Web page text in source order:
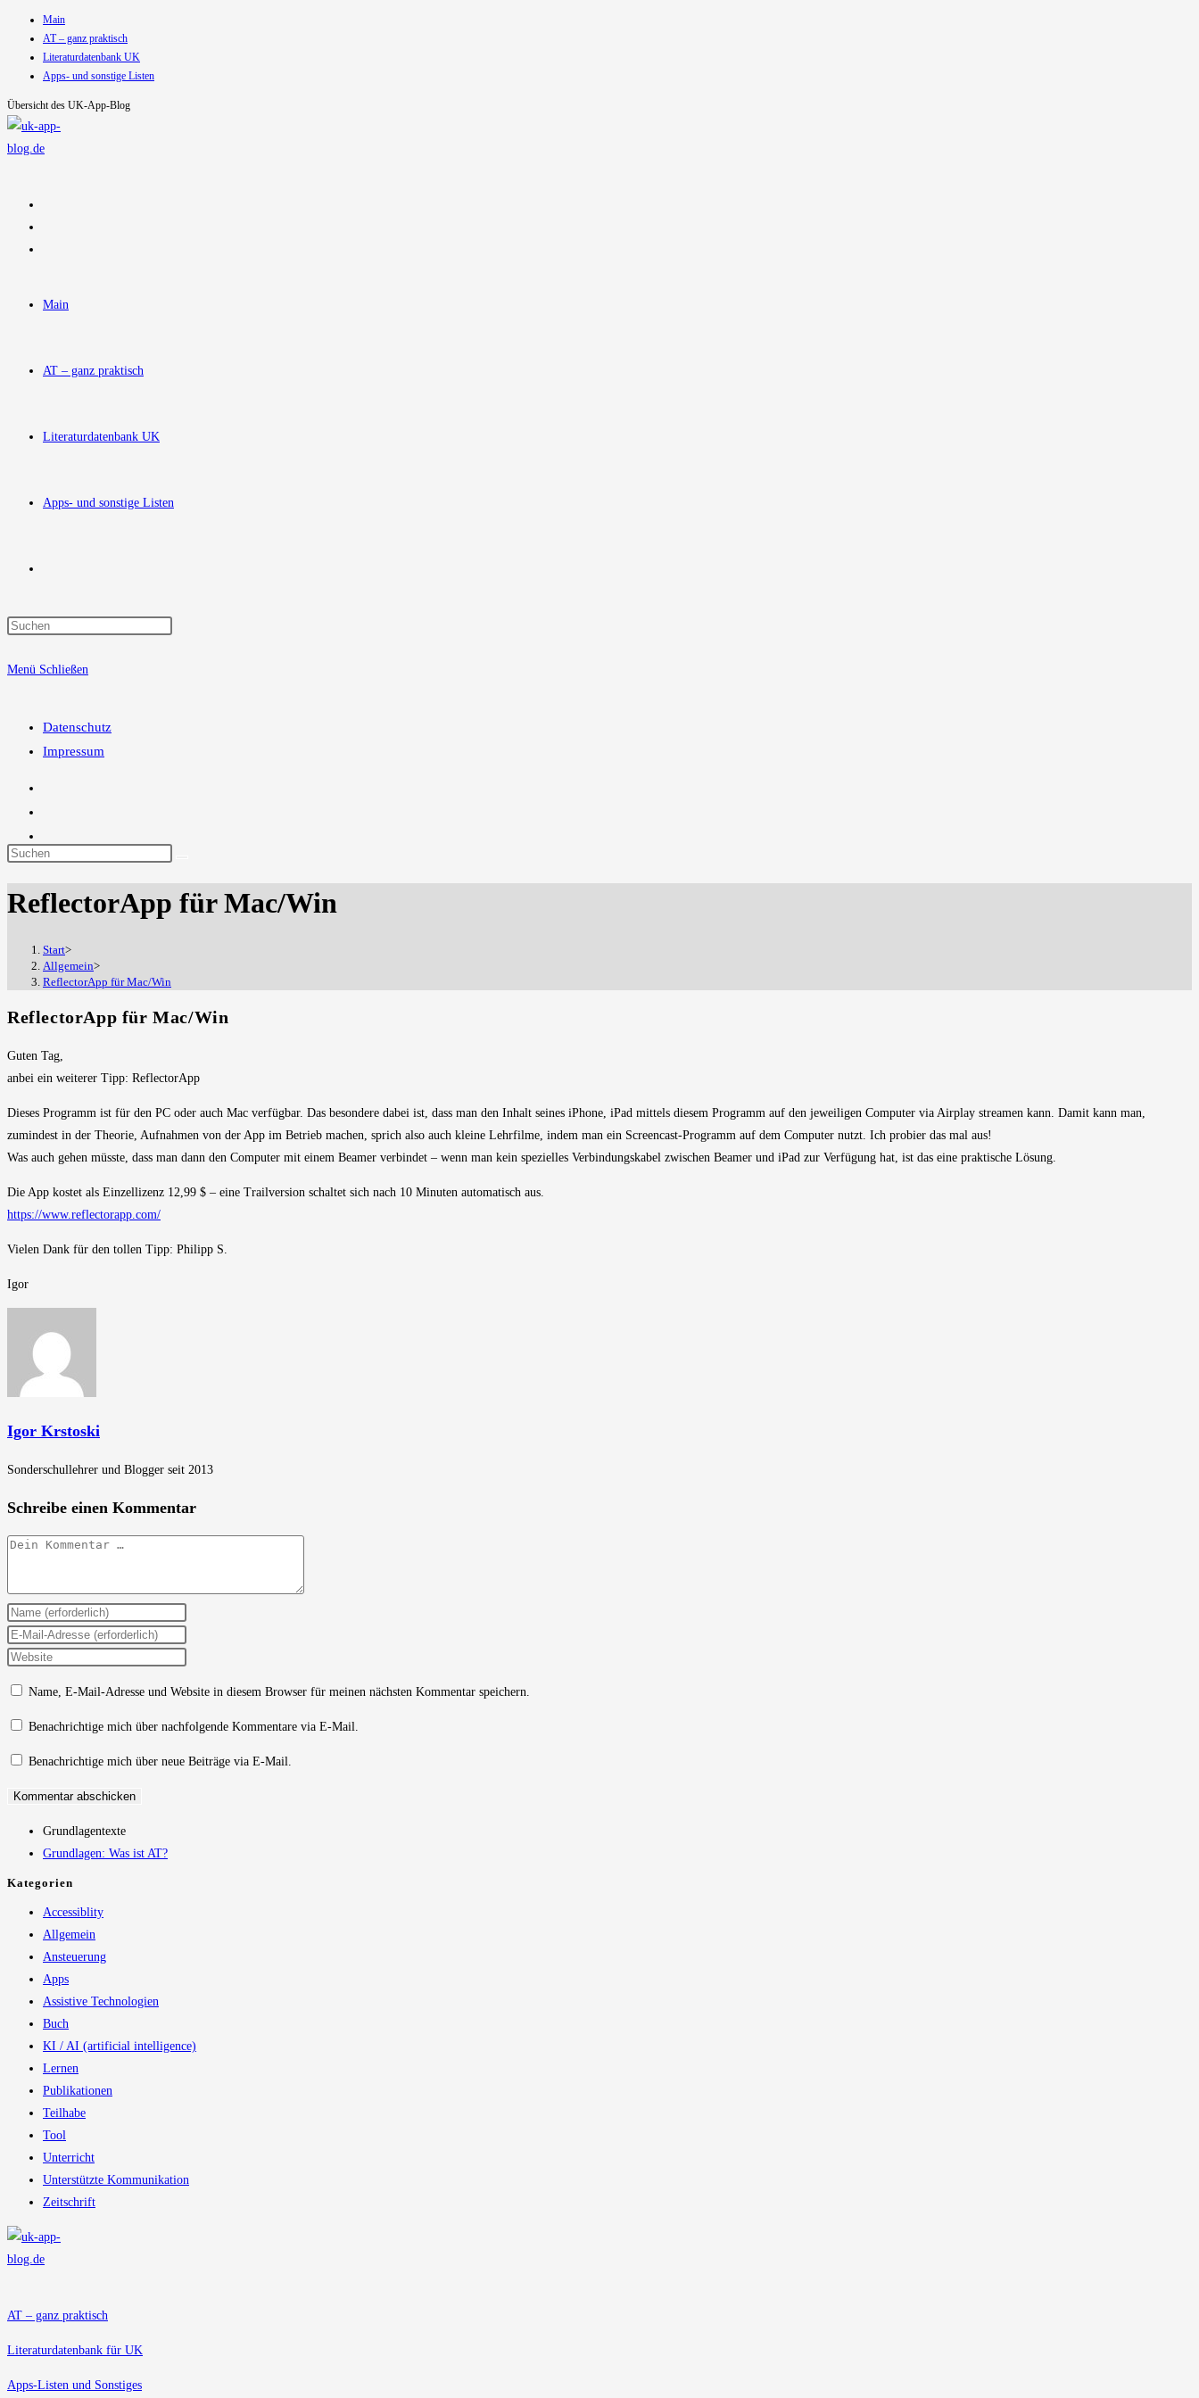
Inhalt
springen
Main
AT – ganz praktisch
Literaturdatenbank UK
Apps- und sonstige Listen
Übersicht des UK-App-Blog
Main
AT – ganz praktisch
Literaturdatenbank UK
Apps- und sonstige Listen
Suche
Menü Schließen
Datenschutz
Impressum
Diese
durchsuchen
ReflectorApp für Mac/Win
Start>
Allgemein>
ReflectorApp für Mac/Win
ReflectorApp für Mac/Win
Guten Tag,
anbei ein weiterer Tipp: ReflectorApp
Dieses Programm ist für den PC oder auch Mac verfügbar. Das besondere dabei ist, dass man den Inhalt seines iPhone, iPad mittels diesem Programm auf den jeweiligen Computer via Airplay streamen kann. Damit kann man,
zumindest in der Theorie, Aufnahmen von der App im Betrieb machen, sprich also auch kleine Lehrfilme, indem man ein Screencast-Programm auf dem Computer nutzt. Ich probier das mal aus!
Was auch gehen müsste, dass man dann den Computer mit einem Beamer verbindet – wenn man kein spezielles Verbindungskabel zwischen Beamer und iPad zur Verfügung hat, ist das eine praktische Lösung.
Die App kostet als Einzellizenz 12,99 $ – eine Trailversion schaltet sich nach 10 Minuten automatisch aus.
https://www.reflectorapp.com/
Vielen Dank für den tollen Tipp: Philipp S.
Igor
Igor Krstoski
Sonderschullehrer und Blogger seit 2013
Schreibe einen Kommentar
Kommentar
Gib
deinen
Namen
Benutzernamen
zum
ein
Gib
deine
Adresse
Kommentieren
ein
Gib
URL
(optional)
Name, E-Mail-Adresse und Website in diesem Browser für meinen nächsten Kommentar speichern.
Benachrichtige mich über nachfolgende Kommentare via E-Mail.
Benachrichtige mich über neue Beiträge via E-Mail.
Grundlagentexte
Grundlagen: Was ist AT?
Kategorien
Accessiblity
Allgemein
Ansteuerung
Apps
Assistive Technologien
Buch
KI / AI (artificial intelligence)
Lernen
Publikationen
Teilhabe
Tool
Unterricht
Unterstützte Kommunikation
Zeitschrift
AT – ganz praktisch
Literaturdatenbank für UK
Apps-Listen und Sonstiges